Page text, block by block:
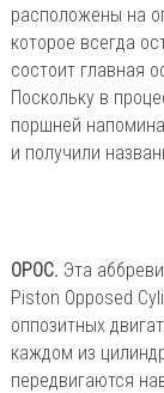
расположены на
которое всегда
состоит главная
Поскольку в
поршней
и получили
OPOC. Эта
Piston Opposed
оппозитных
каждом из
передвигаются